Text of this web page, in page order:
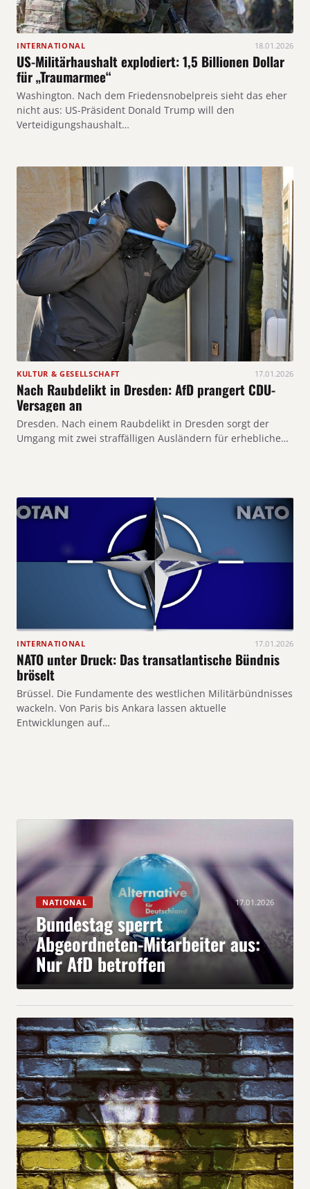
INTERNATIONAL 18.01.2026
US-Militärhaushalt explodiert: 1,5 Billionen Dollar
für „Traumarmee“
Washington. Nach dem Friedensnobelpreis sieht das eher
nicht aus: US-Präsident Donald Trump will den
Verteidigungshaushalt…
KULTUR & GESELLSCHAFT 17.01.2026
Nach Raubdelikt in Dresden: AfD prangert CDU-
Versagen an
Dresden. Nach einem Raubdelikt in Dresden sorgt der
Umgang mit zwei straffälligen Ausländern für erhebliche…
INTERNATIONAL 17.01.2026
NATO unter Druck: Das transatlantische Bündnis
bröselt
Brüssel. Die Fundamente des westlichen Militärbündnisses
wackeln. Von Paris bis Ankara lassen aktuelle
Entwicklungen auf…
NATIONAL 17.01.2026
Bundestag sperrt
Abgeordneten-Mitarbeiter aus:
Nur AfD betroffen